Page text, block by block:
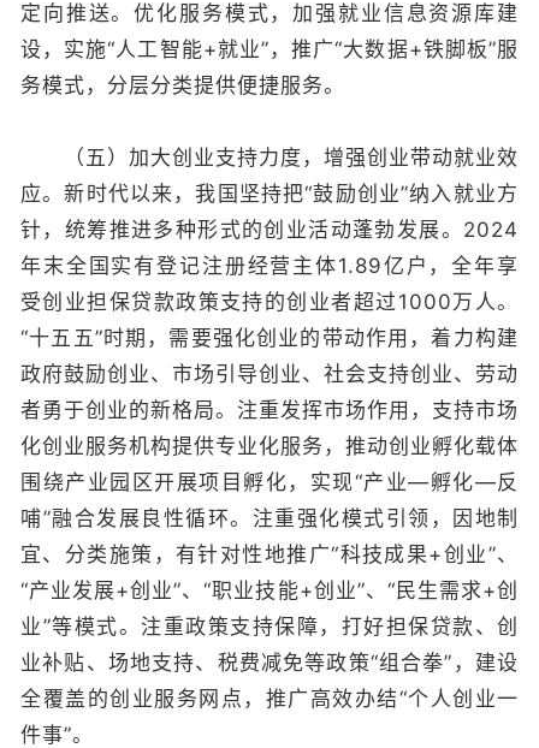
定向推送。优化服务模式，加强就业信息资源库建
设，实施“人工智能+就业”，推广“大数据+铁脚板”服
务模式，分层分类提供便捷服务。
（五）加大创业支持力度，增强创业带动就业效
应。新时代以来，我国坚持把“鼓励创业”纳入就业方
针，统筹推进多种形式的创业活动蓬勃发展。2024
年末全国实有登记注册经营主体1.89亿户，全年享
受创业担保贷款政策支持的创业者超过1000万人。
“十五五”时期，需要强化创业的带动作用，着力构建
政府鼓励创业、市场引导创业、社会支持创业、劳动
者勇于创业的新格局。注重发挥市场作用，支持市场
化创业服务机构提供专业化服务，推动创业孵化载体
围绕产业园区开展项目孵化，实现“产业—孵化—反
哺”融合发展良性循环。注重强化模式引领，因地制
宜、分类施策，有针对性地推广“科技成果+创业”、
“产业发展+创业”、“职业技能+创业”、“民生需求+创
业”等模式。注重政策支持保障，打好担保贷款、创
业补贴、场地支持、税费减免等政策“组合拳”，建设
全覆盖的创业服务网点，推广高效办结“个人创业一
件事”。